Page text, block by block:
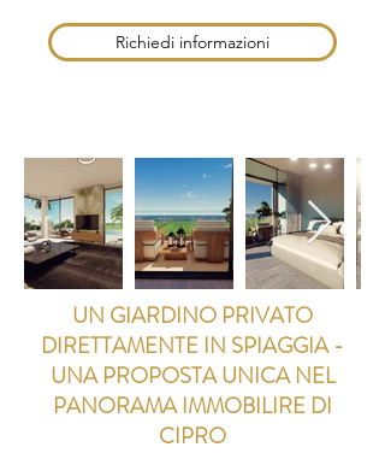
Richiedi informazioni
UN GIARDINO PRIVATO
DIRETTAMENTE IN SPIAGGIA -
UNA PROPOSTA UNICA NEL
PANORAMA IMMOBILIRE DI
CIPRO